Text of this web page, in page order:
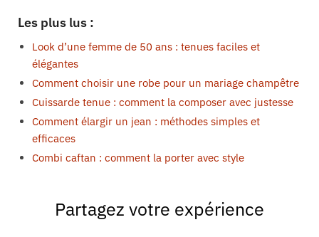
Les plus lus :
Look d’une femme de 50 ans : tenues faciles et
élégantes
Comment choisir une robe pour un mariage champêtre
Cuissarde tenue : comment la composer avec justesse
Comment élargir un jean : méthodes simples et
efficaces
Combi caftan : comment la porter avec style
Partagez votre expérience